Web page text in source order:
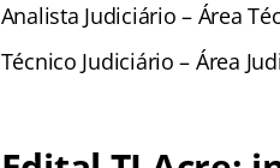
Analista Judiciário – Área
Técnico Judiciário – Área